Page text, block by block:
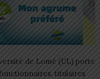
de Lomé (UL) porte
titulaires